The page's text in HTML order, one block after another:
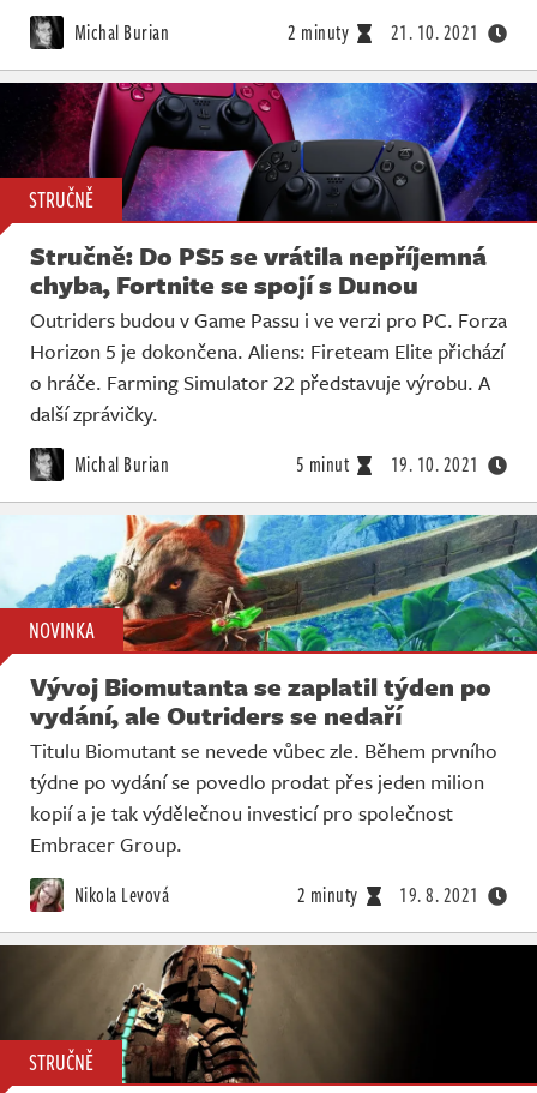
Michal Burian 2 minuty 21. 10. 2021
STRUČNĚ
Stručně: Do PS5 se vrátila nepříjemná
chyba, Fortnite se spojí s Dunou
Outriders budou v Game Passu i ve verzi pro PC. Forza
Horizon 5 je dokončena. Aliens: Fireteam Elite přichází
o hráče. Farming Simulator 22 představuje výrobu. A
další zprávičky.
Michal Burian 5 minut 19. 10. 2021
NOVINKA
Vývoj Biomutanta se zaplatil týden po
vydání, ale Outriders se nedaří
Titulu Biomutant se nevede vůbec zle. Během prvního
týdne po vydání se povedlo prodat přes jeden milion
kopií a je tak výdělečnou investicí pro společnost
Embracer Group.
Nikola Levová 2 minuty 19. 8. 2021
STRUČNĚ